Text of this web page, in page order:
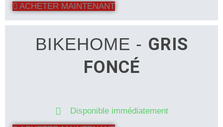
ACHETER MAINTENANT
BIKEHOME - GRIS
FONCÉ
Disponible immédiatement